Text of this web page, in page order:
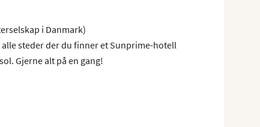
i Danmark)
steder der du finner et Sunprime-hotell
Gjerne alt på en gang!